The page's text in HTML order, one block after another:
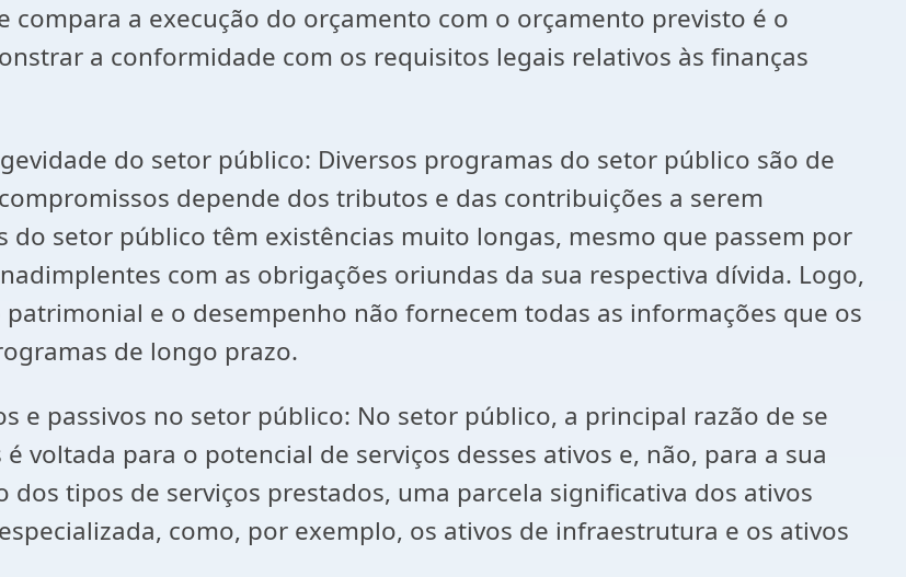
a execução do orçamento com o orçamento previsto é o
a conformidade com os requisitos legais relativos às finanças
do setor público: Diversos programas do setor público são de
depende dos tributos e das contribuições a serem
setor público têm existências muito longas, mesmo que passem por
com as obrigações oriundas da sua respectiva dívida. Logo,
e o desempenho não fornecem todas as informações que os
de longo prazo.
no setor público: No setor público, a principal razão de se
voltada para o potencial de serviços desses ativos e, não, para a sua
dos tipos de serviços prestados, uma parcela significativa dos ativos
como, por exemplo, os ativos de infraestrutura e os ativos